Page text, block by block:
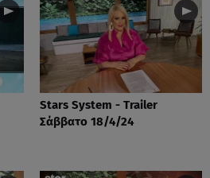
Stars System - Trailer
Σάββατο 18/4/24